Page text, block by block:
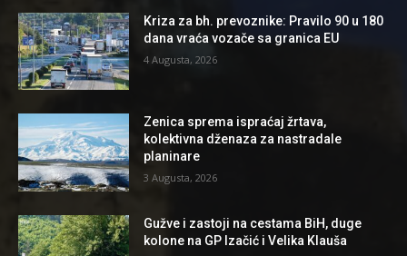
Kriza za bh. prevoznike: Pravilo 90 u 180
dana vraća vozače sa granica EU
4 Augusta, 2026
Zenica sprema ispraćaj žrtava,
kolektivna dženaza za nastradale
planinare
3 Augusta, 2026
Gužve i zastoji na cestama BiH, duge
kolone na GP Izačić i Velika Klauša